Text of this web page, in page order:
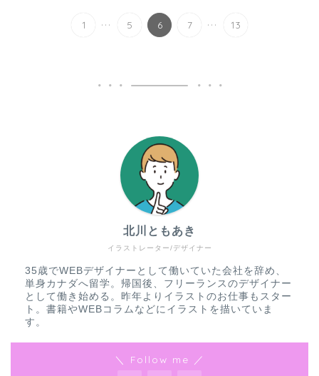
1 ... 5 6 7 ... 13
イラストレーター/デザイナー
北川ともあき
35歳でWEBデザイナーとして働いていた会社を辞め、
単身カナダへ留学。帰国後、フリーランスのデザイナー
として働き始める。昨年よりイラストのお仕事もスター
ト。書籍やWEBコラムなどにイラストを描いていま
す。
＼ Follow me ／